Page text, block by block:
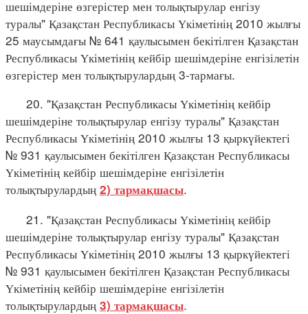
шешімдеріне өзгерістер мен толықтырулар енгізу
туралы" Қазақстан Республикасы Үкіметінің 2010 жылғы
25 маусымдағы № 641 қаулысымен бекітілген Қазақстан
Республикасы Үкіметінің кейбір шешімдеріне енгізілетін
өзгерістер мен толықтырулардың 3-тармағы.
20. "Қазақстан Республикасы Үкіметінің кейбір
шешімдеріне толықтырулар енгізу туралы" Қазақстан
Республикасы Үкіметінің 2010 жылғы 13 қыркүйектегі
№ 931 қаулысымен бекітілген Қазақстан Республикасы
Үкіметінің кейбір шешімдеріне енгізілетін
толықтырулардың 2) тармақшасы.
21. "Қазақстан Республикасы Үкіметінің кейбір
шешімдеріне толықтырулар енгізу туралы" Қазақстан
Республикасы Үкіметінің 2010 жылғы 13 қыркүйектегі
№ 931 қаулысымен бекітілген Қазақстан Республикасы
Үкіметінің кейбір шешімдеріне енгізілетін
толықтырулардың 3) тармақшасы.